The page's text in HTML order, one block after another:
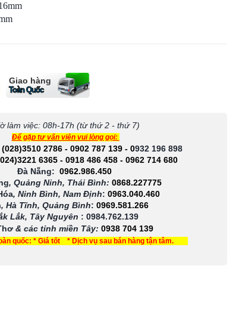
Giao hàng
Toàn Quốc
làm việc: 08h-17h (từ thứ 2 - thứ 7)
Để gặp tư vấn viên vui lòng gọi:
(028)3510 2786 - 0902 787 139- 0932 196 898
6365 - 0918 486 458 - 0962 714 680
Đà Nẵng: 0962.986.450
, Quảng Ninh, Thái Bình: 0868.227775
, Ninh Bình, Nam Định: 0963.040.460
, Hà Tĩnh, Quảng Bình: 0969.581.266
Lắk, Tây Nguyên : 0984.762.139
& các tỉnh miền Tây: 0938 704 139
quốc: * Giá tốt * Dịch vụ sau bán hàng tận tâm.